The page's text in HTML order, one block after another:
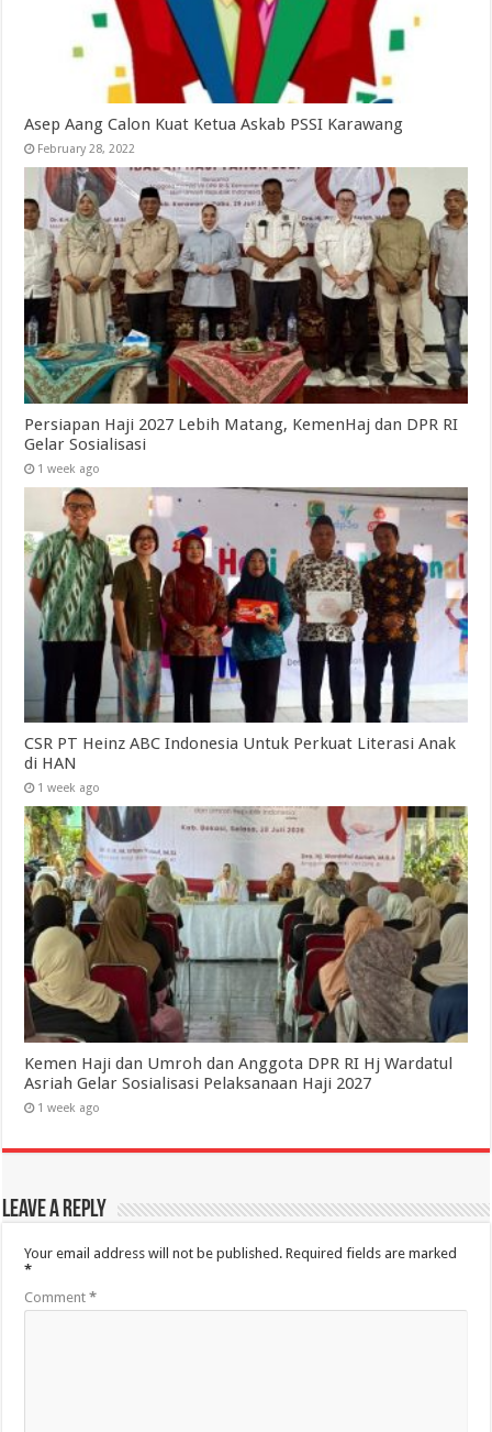
Asep Aang Calon Kuat Ketua Askab PSSI Karawang
February 28, 2022
Persiapan Haji 2027 Lebih Matang, KemenHaj dan DPR RI
Gelar Sosialisasi
1 week ago
CSR PT Heinz ABC Indonesia Untuk Perkuat Literasi Anak
di HAN
1 week ago
Kemen Haji dan Umroh dan Anggota DPR RI Hj Wardatul
Asriah Gelar Sosialisasi Pelaksanaan Haji 2027
1 week ago
Leave a Reply
Your email address will not be published. Required fields are marked
*
Comment*